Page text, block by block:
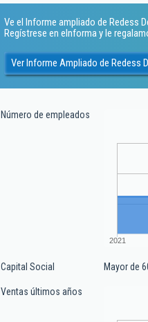
Ve el Informe ampliado de Redess
Regístrese en eInforma y le
Ver Informe Ampliado de Redess
Número de empleados
2021
Capital Social Mayor de
Ventas últimos años